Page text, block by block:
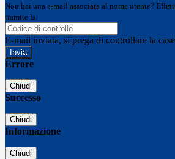
Non hai una e-mail associata al nome utente?
tramite la
E-mail inviata, si prega di controllare la
Errore
Chiudi
Successo
Chiudi
Informazione
Chiudi